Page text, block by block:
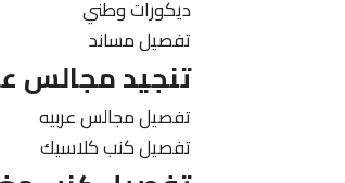
ديكورات وطني
تفصيل مساند
تنجيد مجالس
تفصيل مجالس عربيه
تفصيل كنب كلاسيك